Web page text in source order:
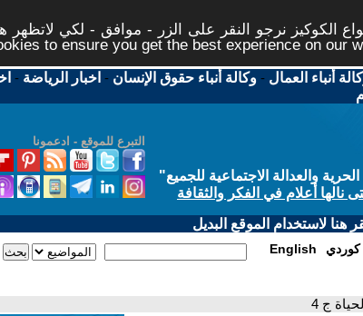
الكوكيز نرجو النقر على الزر - موافق - لكي لاتظهر
to ensure you get the best experience on our
أنباء العمال -وكالة أنباء حقوق الإنسان - اخبار الرياضة -
التبرع للموقع - ادعمونا
والعدالة الاجتماعية للجميع"
نالها أعلام في الفكر والثقافة
هنا لاستخدام الموقع البديل
English كوردي
ج 4